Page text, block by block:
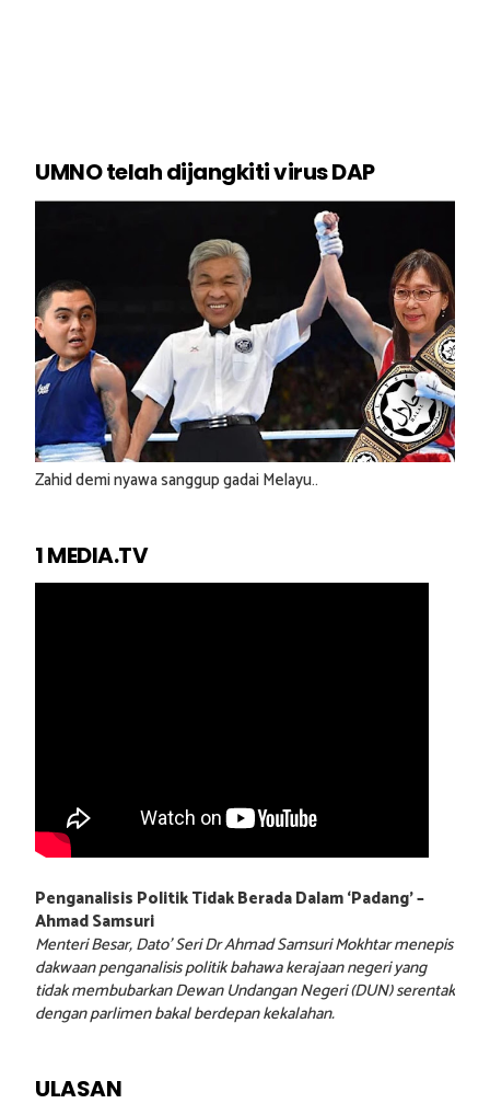
UMNO telah dijangkiti virus DAP
Zahid demi nyawa sanggup gadai Melayu..
1 MEDIA.TV
Penganalisis Politik Tidak Berada Dalam ‘Padang’ –
Ahmad Samsuri
Menteri Besar, Dato’ Seri Dr Ahmad Samsuri Mokhtar menepis
dakwaan penganalisis politik bahawa kerajaan negeri yang
tidak membubarkan Dewan Undangan Negeri (DUN) serentak
dengan parlimen bakal berdepan kekalahan.
ULASAN